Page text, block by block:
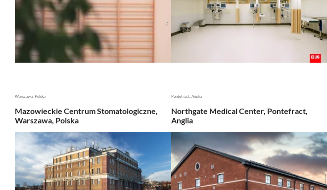
Warszawa, Polska
Mazowieckie Centrum Stomatologiczne,
Warszawa, Polska
Pontefract, Anglia
Northgate Medical Center, Pontefract,
Anglia